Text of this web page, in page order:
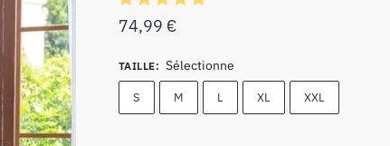
74,99 €
TAILLE: Sélectionne
S M L XL XXL